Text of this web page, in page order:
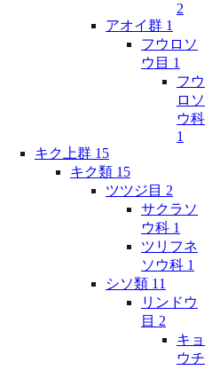
2
アオイ群 1
フウロソ
ウ目 1
フウ
ロソ
ウ科
1
キク上群 15
キク類 15
ツツジ目 2
サクラソ
ウ科 1
ツリフネ
ソウ科 1
シソ類 11
リンドウ
目 2
キョ
ウチ